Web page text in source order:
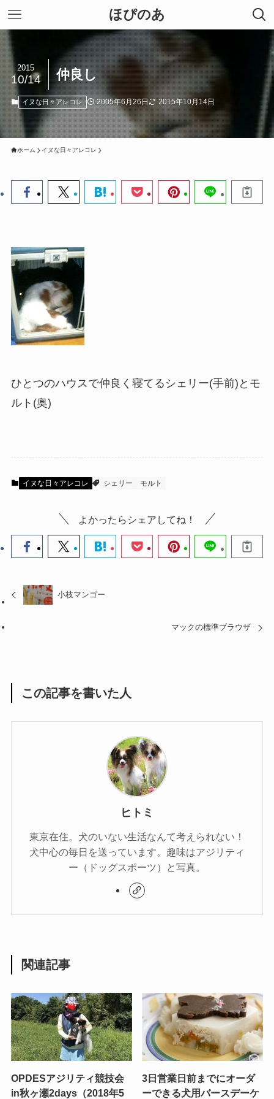
ほぴのあ
仲良し
2015
10/14
イヌな日々アレコレ 2005年6月26日 2015年10月14日
ホーム イヌな日々アレコレ
ひとつのハウスで仲良く寝てるシェリー(手前)とモ
ルト(奥)
イヌな日々アレコレ シェリー モルト
よかったらシェアしてね！
小枝マンゴー
マックの標準ブラウザ
この記事を書いた人
ヒトミ
東京在住。犬のいない生活なんて考えられない！
犬中心の毎日を送っています。趣味はアジリティ
ー（ドッグスポーツ）と写真。
関連記事
OPDESアジリティ競技会
in秋ヶ瀬2days（2018年5
3日営業日前までにオーダ
ーできる犬用バースデーケ